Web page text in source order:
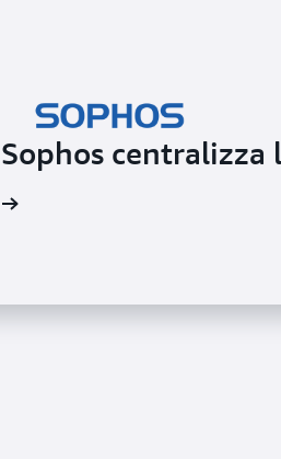
Sophos centralizza